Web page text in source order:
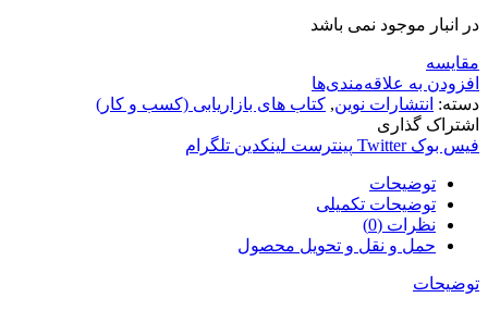
در انبار موجود نمی باشد
مقایسه
افزودن به علاقه‌مندی‌ها
دسته: انتشارات نوین, کتاب های بازاریابی (کسب و کار)
اشتراک گذاری
فیس بوک Twitter پینترست لینکدین تلگرام
توضیحات
توضیحات تکمیلی
نظرات (0)
حمل و نقل و تحویل محصول
توضیحات